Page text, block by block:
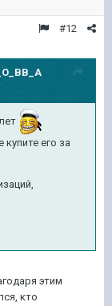
#12
его за
этим
кто